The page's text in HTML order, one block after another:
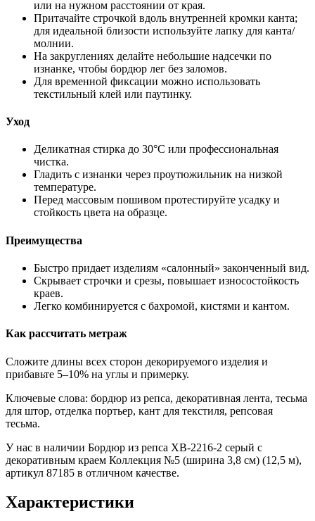
или на нужном расстоянии от края.
Притачайте строчкой вдоль внутренней кромки канта;
для идеальной близости используйте лапку для канта/
молнии.
На закруглениях делайте небольшие надсечки по
изнанке, чтобы бордюр лег без заломов.
Для временной фиксации можно использовать
текстильный клей или паутинку.
Уход
Деликатная стирка до 30°C или профессиональная
чистка.
Гладить с изнанки через проутюжильник на низкой
температуре.
Перед массовым пошивом протестируйте усадку и
стойкость цвета на образце.
Преимущества
Быстро придает изделиям «салонный» законченный вид.
Скрывает строчки и срезы, повышает износостойкость
краев.
Легко комбинируется с бахромой, кистями и кантом.
Как рассчитать метраж
Сложите длины всех сторон декорируемого изделия и
прибавьте 5–10% на углы и примерку.
Ключевые слова: бордюр из репса, декоративная лента, тесьма
для штор, отделка портьер, кант для текстиля, репсовая
тесьма.
У нас в наличии Бордюр из репса XB-2216-2 серый с
декоративным краем Коллекция №5 (ширина 3,8 см) (12,5 м),
артикул 87185 в отличном качестве.
Характеристики